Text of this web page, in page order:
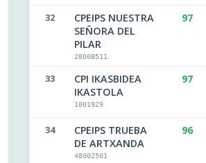
32
CPEIPS NUESTRA
SEÑORA DEL
PILAR
28008511
97
33
CPI IKASBIDEA
IKASTOLA
1001929
97
34
CPEIPS TRUEBA
DE ARTXANDA
48002501
96